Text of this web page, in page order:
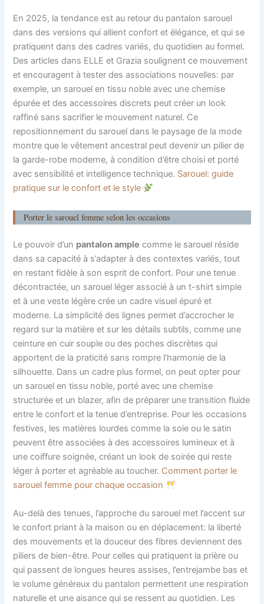
En 2025, la tendance est au retour du pantalon sarouel
dans des versions qui allient confort et élégance, et qui se
pratiquent dans des cadres variés, du quotidien au formel.
Des articles dans ELLE et Grazia soulignent ce mouvement
et encouragent à tester des associations nouvelles: par
exemple, un sarouel en tissu noble avec une chemise
épurée et des accessoires discrets peut créer un look
raffiné sans sacrifier le mouvement naturel. Ce
repositionnement du sarouel dans le paysage de la mode
montre que le vêtement ancestral peut devenir un pilier de
la garde-robe moderne, à condition d’être choisi et porté
avec sensibilité et intelligence technique. Sarouel: guide
pratique sur le confort et le style
Porter le sarouel femme selon les occasions
Le pouvoir d’un pantalon ample comme le sarouel réside
dans sa capacité à s’adapter à des contextes variés, tout
en restant fidèle à son esprit de confort. Pour une tenue
décontractée, un sarouel léger associé à un t-shirt simple
et à une veste légère crée un cadre visuel épuré et
moderne. La simplicité des lignes permet d’accrocher le
regard sur la matière et sur les détails subtils, comme une
ceinture en cuir souple ou des poches discrètes qui
apportent de la praticité sans rompre l’harmonie de la
silhouette. Dans un cadre plus formel, on peut opter pour
un sarouel en tissu noble, porté avec une chemise
structurée et un blazer, afin de préparer une transition fluide
entre le confort et la tenue d’entreprise. Pour les occasions
festives, les matières lourdes comme la soie ou le satin
peuvent être associées à des accessoires lumineux et à
une coiffure soignée, créant un look de soirée qui reste
léger à porter et agréable au toucher. Comment porter le
sarouel femme pour chaque occasion
Au-delà des tenues, l’approche du sarouel met l’accent sur
le confort priant à la maison ou en déplacement: la liberté
des mouvements et la douceur des fibres deviennent des
piliers de bien-être. Pour celles qui pratiquent la prière ou
qui passent de longues heures assises, l’entrejambe bas et
le volume généreux du pantalon permettent une respiration
naturelle et une aisance qui se ressent au quotidien. Les